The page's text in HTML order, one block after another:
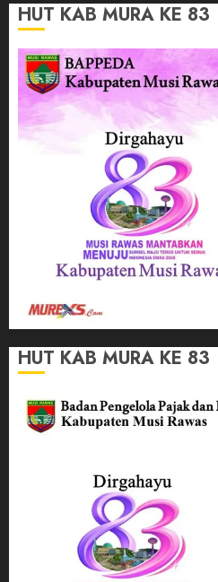
HUT KAB MURA KE 83
HUT KAB MURA KE 83